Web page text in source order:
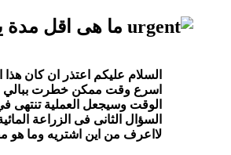
ما هى اقل مدة
السلام عليكم اعتذر ان كان
اسرع وقت ممكن خطرت ببالي
الوقت وسيجعل العملية
السؤال الثانى فى الزراعة
لااعرف من اين اشتريه وما هو